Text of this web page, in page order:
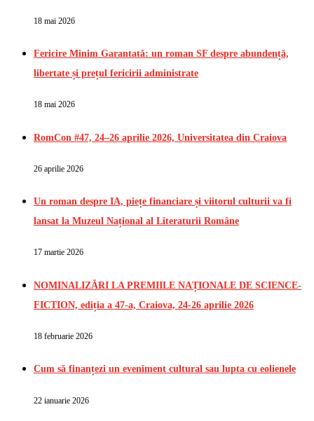
18 mai 2026
Fericire Minim Garantată: un roman SF despre abundență,
libertate și prețul fericirii administrate
18 mai 2026
RomCon #47, 24–26 aprilie 2026, Universitatea din Craiova
26 aprilie 2026
Un roman despre IA, piețe financiare și viitorul culturii va fi
lansat la Muzeul Național al Literaturii Române
17 martie 2026
NOMINALIZĂRI LA PREMIILE NAȚIONALE DE SCIENCE-
FICTION, ediția a 47-a, Craiova, 24-26 aprilie 2026
18 februarie 2026
Cum să finanțezi un eveniment cultural sau lupta cu eolienele
22 ianuarie 2026